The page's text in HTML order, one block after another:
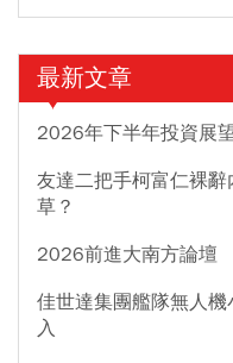
最新文章
2026年下半年投資展
友達二把手柯富仁裸
草？
2026前進大南方論壇
佳世達集團艦隊無人
入